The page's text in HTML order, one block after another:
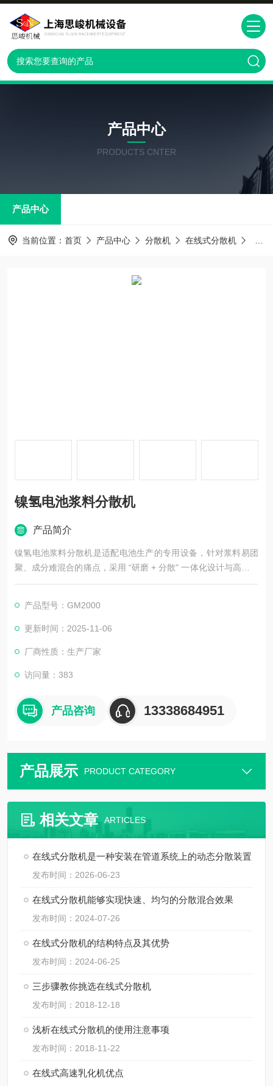
产品中心
PRODUCTS CNTER
产品中心
当前位置： 首页 产品中心 分散机 在线式分散机
镍氢电池浆料分散机
产品简介
镍氢电池浆料分散机是适配电池生产的专用设备，针对浆料易团
聚、成分难混合的痛点，采用 “研磨 + 分散" 一体化设计与高剪切
技术。能强效打散团聚体，实现物料均匀混合，粒径分布窄且稳
生产，保障电池充放电性能与一致性。
产品型号：GM2000
更新时间：2025-11-06
厂商性质：生产厂家
访问量：383
产品咨询 13338684951
产品展示 PRODUCT CATEGORY
相关文章 ARTICLES
在线式分散机是一种安装在管道系统上的动态分散装置
发布时间：2026-06-23
在线式分散机能够实现快速、均匀的分散混合效果
发布时间：2024-07-26
在线式分散机的结构特点及其优势
发布时间：2024-06-25
三步骤教你挑选在线式分散机
发布时间：2018-12-18
浅析在线式分散机的使用注意事项
发布时间：2018-11-22
在线式高速乳化机优点